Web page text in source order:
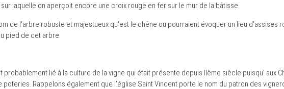
laquelle on aperçoit encore une croix rouge en fer sur le mur de la bâtisse.
de l'arbre robuste et majestueux qu'est le chêne ou pourraient évoquer un lieu d'assises
pied de cet arbre.
probablement lié à la culture de la vigne qui était présente depuis IIème siècle puisqu' aux
Rappelons également que l'église Saint Vincent porte le nom du patron des